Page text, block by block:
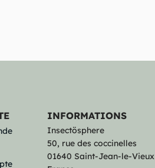
INFORMATIONS
Insectösphere
50, rue des coccinelles
01640 Saint-Jean-le-Vieux